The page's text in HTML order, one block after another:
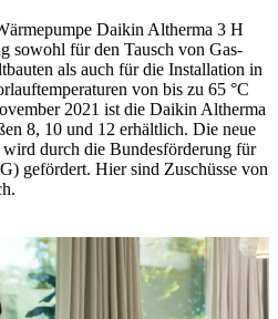
Daikin Altherma 3 H
sowohl für den Tausch von Gas-
als auch für die Installation in
von bis zu 65 °C
2021 ist die Daikin Altherma
8, 10 und 12 erhältlich. Die neue
durch die Bundesförderung für
gefördert. Hier sind Zuschüsse von